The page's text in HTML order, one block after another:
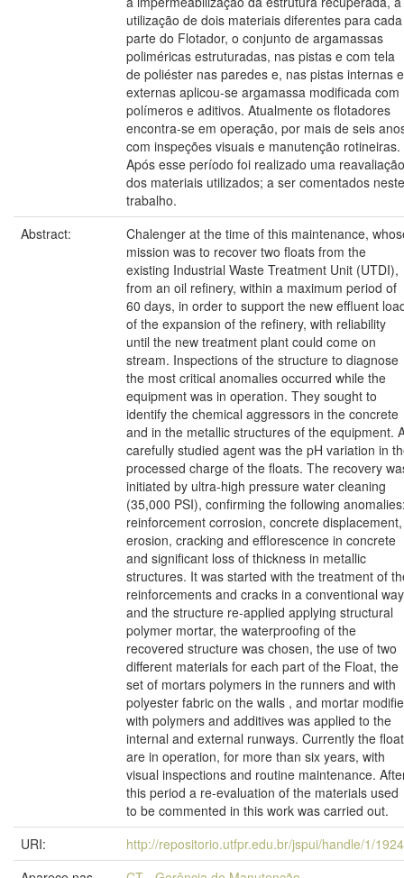
utilização de dois materiais diferentes para cada
parte do Flotador, o conjunto de argamassas
poliméricas estruturadas, nas pistas e com tela
de poliéster nas paredes e, nas pistas internas e
externas aplicou-se argamassa modificada com
polímeros e aditivos. Atualmente os flotadores
encontra-se em operação, por mais de seis
com inspeções visuais e manutenção rotineiras.
Após esse período foi realizado uma reavaliação
dos materiais utilizados; a ser comentados neste
trabalho.
Abstract:
Chalenger at the time of this maintenance,
mission was to recover two floats from the
existing Industrial Waste Treatment Unit (UTDI),
from an oil refinery, within a maximum period of
60 days, in order to support the new effluent
of the expansion of the refinery, with reliability
until the new treatment plant could come on
stream. Inspections of the structure to diagnose
the most critical anomalies occurred while the
equipment was in operation. They sought to
identify the chemical aggressors in the concrete
and in the metallic structures of the equipment.
carefully studied agent was the pH variation in
processed charge of the floats. The recovery
initiated by ultra-high pressure water cleaning
(35,000 PSI), confirming the following
reinforcement corrosion, concrete displacement,
erosion, cracking and efflorescence in concrete
and significant loss of thickness in metallic
structures. It was started with the treatment of
reinforcements and cracks in a conventional
and the structure re-applied applying structural
polymer mortar, the waterproofing of the
recovered structure was chosen, the use of two
different materials for each part of the Float, the
set of mortars polymers in the runners and with
polyester fabric on the walls , and mortar
with polymers and additives was applied to the
internal and external runways. Currently the
are in operation, for more than six years, with
visual inspections and routine maintenance.
this period a re-evaluation of the materials used
to be commented in this work was carried out.
URI:
http://repositorio.utfpr.edu.br/jspui/handle/1/